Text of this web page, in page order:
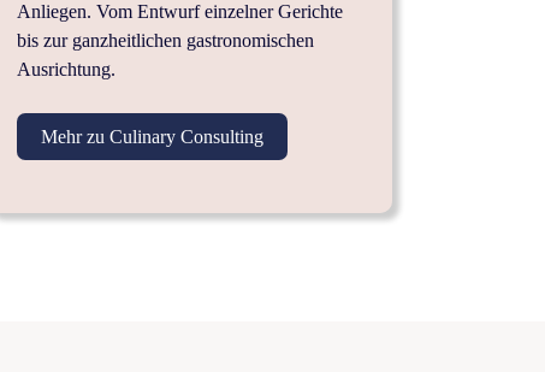
Anliegen. Vom Entwurf einzelner Gerichte
bis zur ganzheitlichen gastronomischen
Ausrichtung.
Mehr zu Culinary Consulting